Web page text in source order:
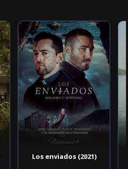
Los enviados (2021)